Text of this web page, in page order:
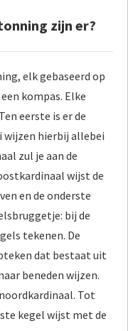
zijn er?
elk gebaseerd op
kompas. Elke
eerste is er de
wijzen hierbij allebei
zul je aan de
wijst de
en de onderste
bij de
tekenen. De
dat bestaat uit
beneden wijzen.
Tot
kegel wijst met de